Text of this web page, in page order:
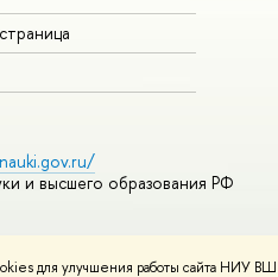
для улучшения работы сайта НИУ
и высшего образования РФ
Адреса и контактыУсловия